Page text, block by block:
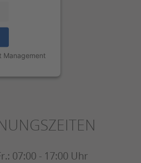
Management
07:00 - 17:00 Uhr